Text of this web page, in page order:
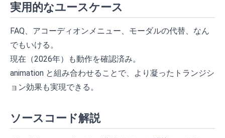
実用的なユースケース
FAQ、アコーディオンメニュー、モーダルの代替、なん
でもいける。
現在（2026年）も動作を確認済み。
animation と組み合わせることで、より凝ったトランジシ
ョン効果も実現できる。
ソースコード解説